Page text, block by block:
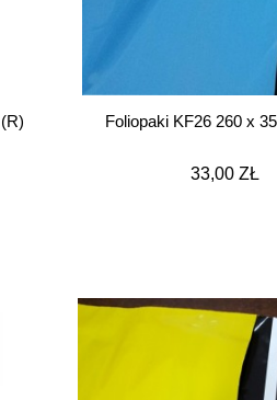
Foliopaki KF26 260 x
33,00 ZŁ